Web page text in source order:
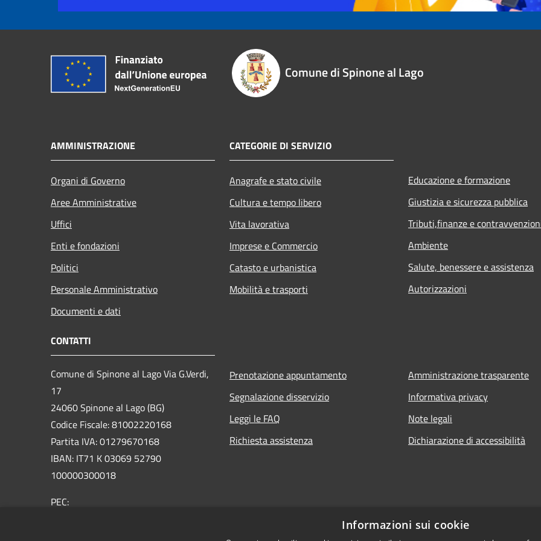
Comune di Spinone al Lago
AMMINISTRAZIONE
Organi di Governo
Aree Amministrative
Uffici
Enti e fondazioni
Politici
Personale Amministrativo
Documenti e dati
CATEGORIE DI SERVIZIO
Anagrafe e stato civile
Cultura e tempo libero
Vita lavorativa
Imprese e Commercio
Catasto e urbanistica
Mobilità e trasporti
Educazione e formazione
Giustizia e sicurezza pubblica
Tributi,finanze e
Ambiente
Salute, benessere e assistenza
Autorizzazioni
CONTATTI
Comune di Spinone al Lago Via G.Verdi,
17
24060 Spinone al Lago (BG)
Codice Fiscale: 81002220168
Partita IVA: 01279670168
IBAN: IT71 K 03069 52790
100000300018
PEC:
Prenotazione appuntamento
Segnalazione disservizio
Leggi le FAQ
Richiesta assistenza
Amministrazione trasparente
Informativa privacy
Note legali
Dichiarazione di accessibilità
Informazioni sui cookie